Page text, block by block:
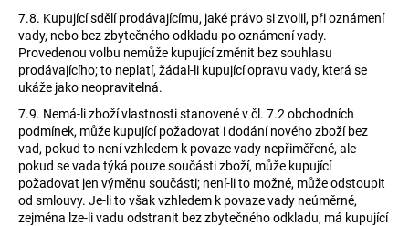
7.8. Kupující sdělí prodávajícímu, jaké právo si zvolil, při oznámení
vady, nebo bez zbytečného odkladu po oznámení vady.
Provedenou volbu nemůže kupující změnit bez souhlasu
prodávajícího; to neplatí, žádal-li kupující opravu vady, která se
ukáže jako neopravitelná.
7.9. Nemá-li zboží vlastnosti stanovené v čl. 7.2 obchodních
podmínek, může kupující požadovat i dodání nového zboží bez
vad, pokud to není vzhledem k povaze vady nepřiměřené, ale
pokud se vada týká pouze součásti zboží, může kupující
požadovat jen výměnu součásti; není-li to možné, může odstoupit
od smlouvy. Je-li to však vzhledem k povaze vady neúměrné,
zejména lze-li vadu odstranit bez zbytečného odkladu, má kupující